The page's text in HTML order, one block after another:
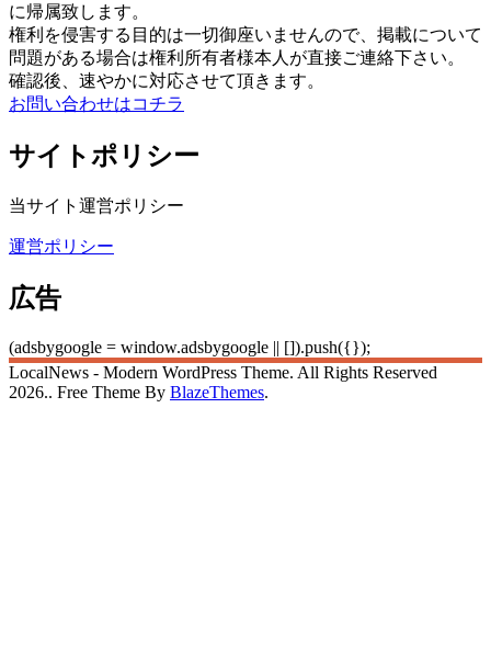
に帰属致します。
権利を侵害する目的は一切御座いませんので、掲載について
問題がある場合は権利所有者様本人が直接ご連絡下さい。
確認後、速やかに対応させて頂きます。
お問い合わせはコチラ
サイトポリシー
当サイト運営ポリシー
運営ポリシー
広告
(adsbygoogle = window.adsbygoogle || []).push({});
LocalNews - Modern WordPress Theme. All Rights Reserved
2026.. Free Theme By BlazeThemes.